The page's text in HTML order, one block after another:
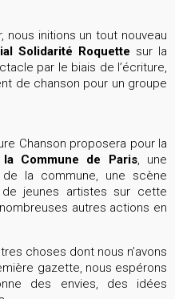
nous initions un tout nouveau
Solidarité Roquette sur la
par le biais de l’écriture,
de chanson pour un groupe
Chanson proposera pour la
Commune de Paris, une
la commune, une scène
jeunes artistes sur cette
autres actions en
choses dont nous n’avons
gazette, nous espérons
des envies, des idées